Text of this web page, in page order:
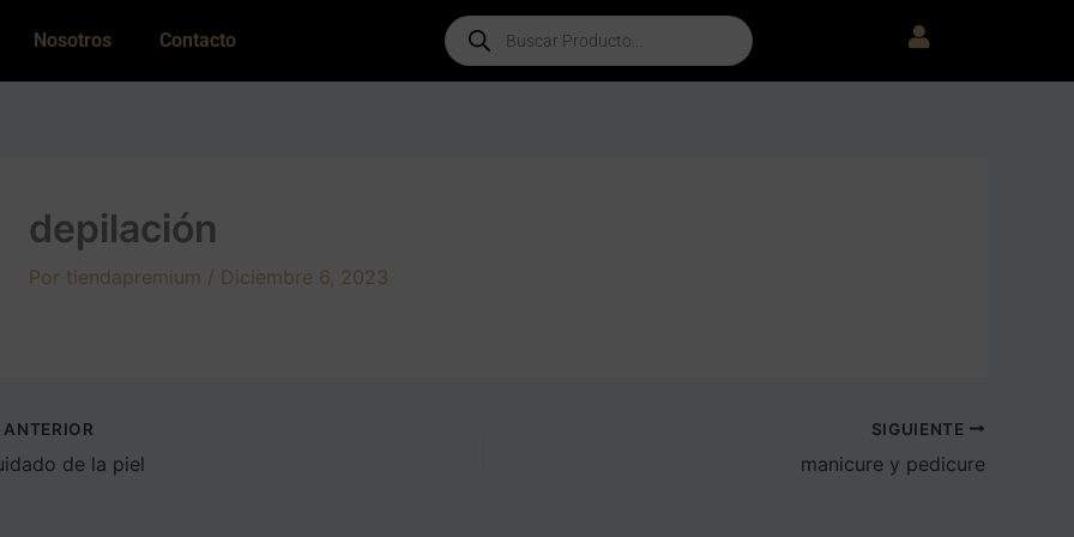
Nosotros Contacto
Products
search
depilación
Por tiendapremium / Diciembre 6, 2023
ANTERIOR
de la piel
SIGUIENTE
manicure y pedicure